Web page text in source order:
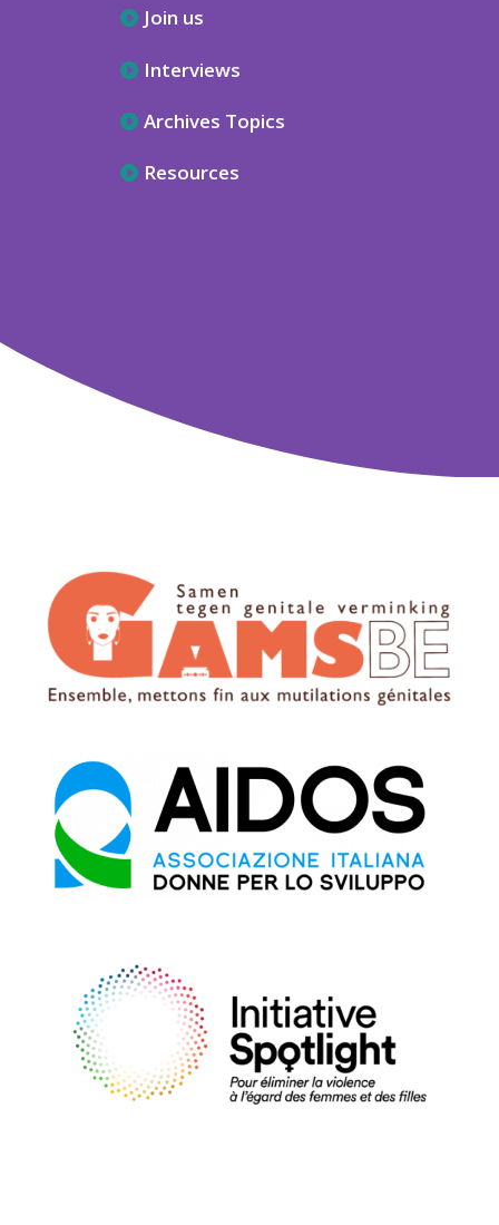
Join us
Interviews
Archives Topics
Resources